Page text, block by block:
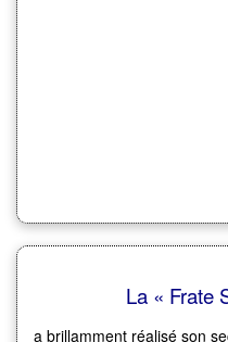
La « Frate
a brillamment réalisé son